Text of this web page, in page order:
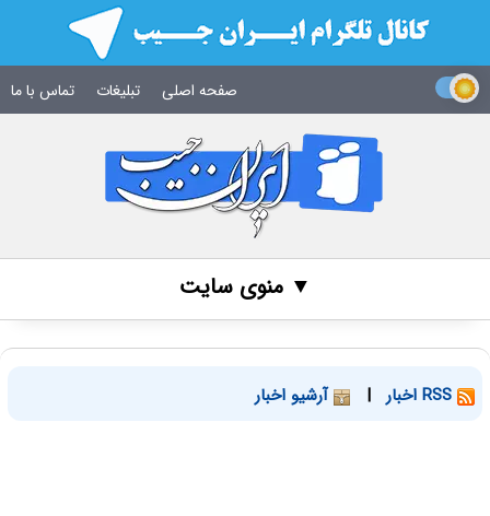
صفحه اصلی تبلیغات تماس با ما
▼ منوی سایت
| آرشیو اخبار